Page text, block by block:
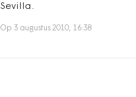
Sevilla.
Op 3 augustus 2010, 16:38